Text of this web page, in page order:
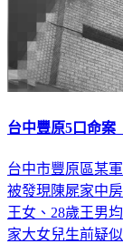
台中豐原5口命
台中市豐原區某
被發現陳屍家中
王女、28歲王男
家大女兒生前疑